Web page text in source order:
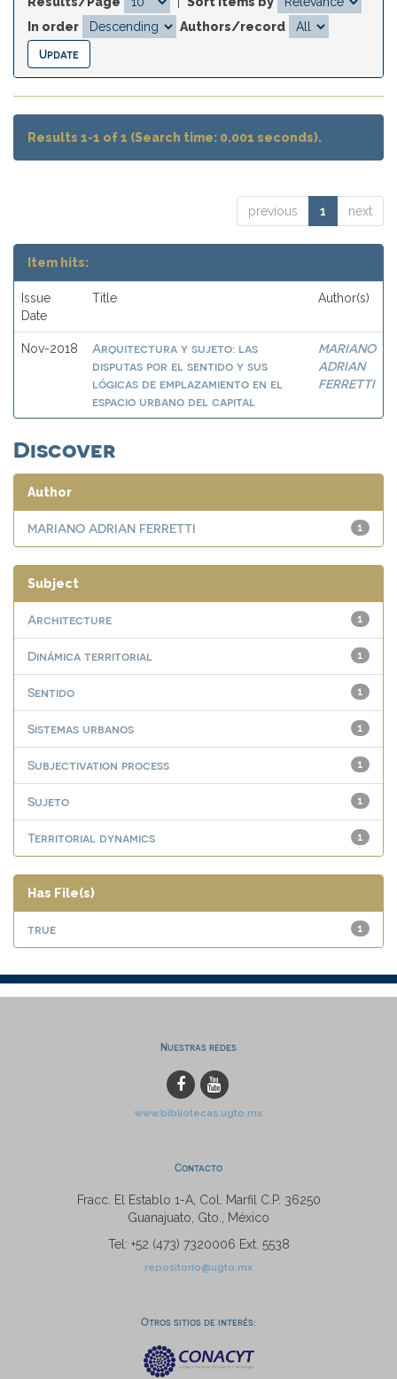
In order
Authors/record
Results 1-1 of 1 (Search time: 0.001 seconds).
previous 1 next
Item hits:
Issue
Date
Title Author(s)
Nov-2018
Arquitectura y sujeto: las
disputas por el sentido y sus
lógicas de emplazamiento en el
espacio urbano del capital
MARIANO
ADRIAN
FERRETTI
Discover
Author
1
MARIANO ADRIAN FERRETTI
Subject
1
Architecture
1
Dinámica territorial
1
Sentido
1
Sistemas urbanos
1
Subjectivation process
1
Sujeto
1
Territorial dynamics
Has File(s)
1
true
Nuestras redes
www.bibliotecas.ugto.mx
Contacto
Fracc. El Establo 1-A, Col. Marfil C.P. 36250
Guanajuato, Gto., México
Tel: +52 (473) 7320006 Ext. 5538
repositorio@ugto.mx
Otros sitios de interés: